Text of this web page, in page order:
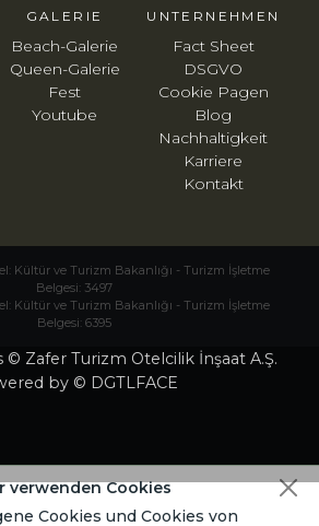
UNTERNEHMEN
Fact Sheet
DSGVO
Cookie Pagen
Blog
Nachhaltigkeit
Karriere
Kontakt
GALERIE
Beach-Galerie
Queen-Galerie
Fest
Youtube
Kültür ve Turizm Bakanlığı - Turizm İşletme
Belgesi: 3497
Kültür ve Turizm Bakanlığı - Turizm İşletme
Belgesi: 6395
© Zafer Turizm Otelcilik İnşaat A.Ş.
by © DGTLFACE
verwenden Cookies
Cookies und Cookies von